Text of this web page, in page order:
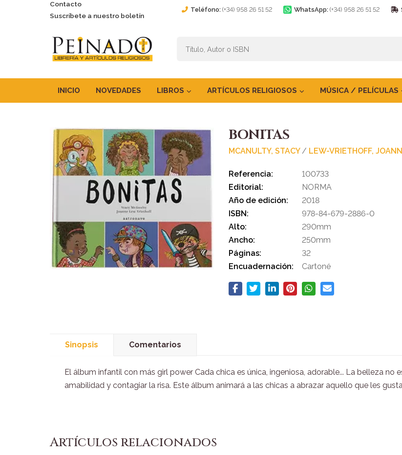
Contacto
Suscríbete a nuestro boletín
Teléfono: (+34) 958 26 51 52 WhatsApp: (+34) 958 26 51 52
INICIO NOVEDADES LIBROS ARTÍCULOS RELIGIOSOS MÚSICA / PELÍCULAS
BONITAS
MCANULTY, STACY/ LEW-VRIETHOFF,
Referencia:
100733
Editorial:
NORMA
Año de edición:
2018
ISBN:
978-84-679-2886-0
Alto:
290mm
Ancho:
250mm
Páginas:
32
Encuadernación:
Cartoné
Sinopsis Comentarios
El álbum infantil con más girl power Cada chica es única, ingeniosa, adorable... La belleza no
amabilidad y contagiar la risa. Este álbum animará a las chicas a abrazar aquello que les
Artículos relacionados